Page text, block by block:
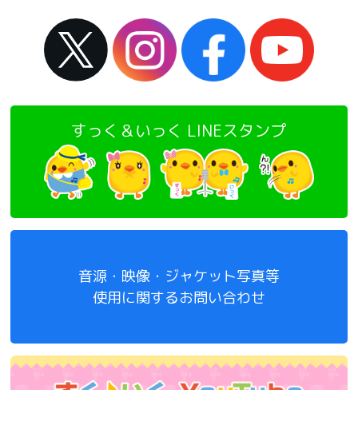
すっく＆いっく LINEスタンプ
音源・映像・ジャケット写真等
使用に関するお問い合わせ